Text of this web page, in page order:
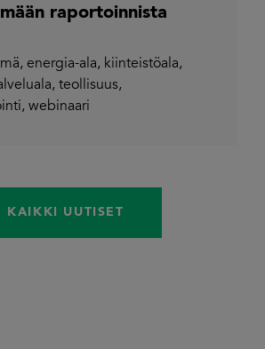
raportoinnista
, energia-ala, kiinteistöala,
, teollisuus,
, webinaari
KAIKKI UUTISET